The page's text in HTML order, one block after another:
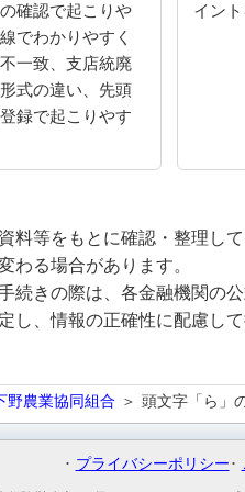
確認で起こりや
でわかりやすく
一致、支店統廃
式の違い、先頭
録で起こりやす
イント
料等をもとに確認・整理し
わる場合があります。
続きの際は、各金融機関の
し、情報の正確性に配慮して
野農業協同組合 頭文字「ら」
プライバシーポリシー